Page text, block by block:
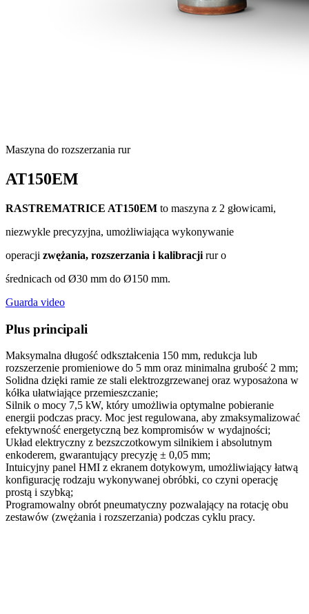
Maszyna do rozszerzania rur
AT150EM
RASTREMATRICE AT150EM to maszyna z 2 głowicami,
niezwykle precyzyjna, umożliwiająca wykonywanie
operacji zwężania, rozszerzania i kalibracji rur o
średnicach od Ø30 mm do Ø150 mm.
Guarda video
Plus principali
Maksymalna długość odkształcenia 150 mm, redukcja lub
rozszerzenie promieniowe do 5 mm oraz minimalna grubość 2 mm;
Solidna dzięki ramie ze stali elektrozgrzewanej oraz wyposażona w
kółka ułatwiające przemieszczanie;
Silnik o mocy 7,5 kW, który umożliwia optymalne pobieranie
energii podczas pracy. Moc jest regulowana, aby zmaksymalizować
efektywność energetyczną bez kompromisów w wydajności;
Układ elektryczny z bezszczotkowym silnikiem i absolutnym
enkoderem, gwarantujący precyzję ± 0,05 mm;
Intuicyjny panel HMI z ekranem dotykowym, umożliwiający łatwą
konfigurację rodzaju wykonywanej obróbki, co czyni operację
prostą i szybką;
Programowalny obrót pneumatyczny pozwalający na rotację obu
zestawów (zwężania i rozszerzania) podczas cyklu pracy.